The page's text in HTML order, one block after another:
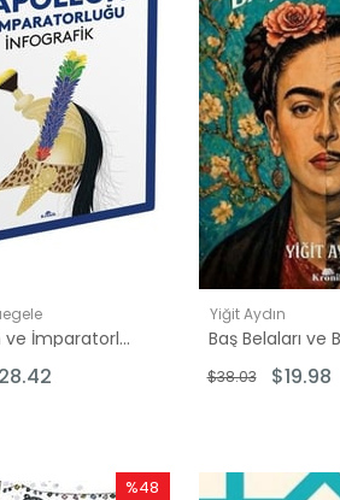
Napoleon ve İmparatorluğu İnfografik
Yiğit Aydın
$19.98
$38.03
%48